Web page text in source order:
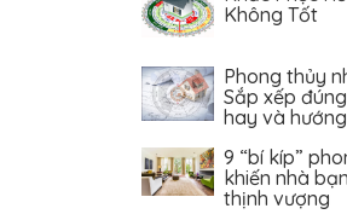
Sắp xếp đúng
hay và
9 “bí kíp”
khiến nhà
thịnh vượng
Mẹo Mang